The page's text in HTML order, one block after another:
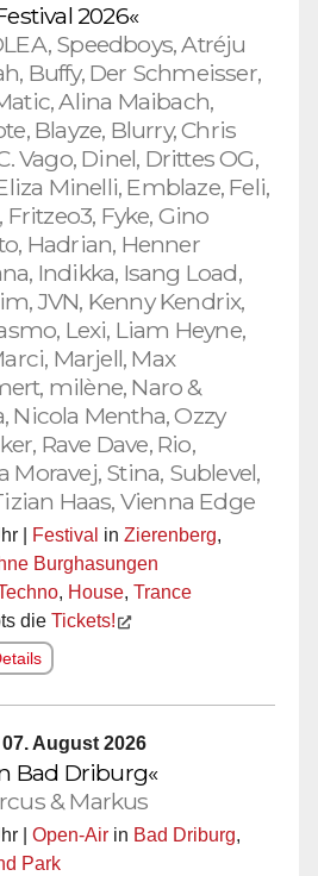
2026«
Speedboys, Atréju
Buffy, Der Schmeisser,
Alina Maibach,
Blayze, Blurry, Chris
Vago, Dinel, Drittes OG,
Minelli, Emblaze, Feli,
Fritzeo3, Fyke, Gino
Hadrian, Henner
Indikka, Isang Load,
JVN, Kenny Kendrix,
Lexi, Liam Heyne,
Marjell, Max
milène, Naro &
Nicola Mentha, Ozzy
Rave Dave, Rio,
Moravej, Stina, Sublevel,
Haas, Vienna Edge
| Festival in Zierenberg,
Burghasungen
, House, Trance
die Tickets!
August 2026
Bad Driburg«
& Markus
| Open-Air in Bad Driburg,
Park